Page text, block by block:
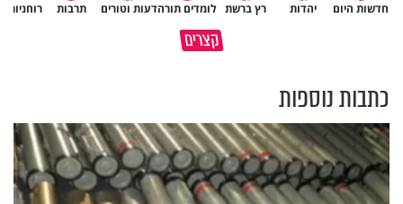
חדשות היום יהדות רץ ברשת לומדים תורהדעות וטורים תרבות רוחניות
קצרים
תהיו אהרון הכהן - תשכינו שלום
כל קושי שחווית היה ניסיון
כתבות נוספות